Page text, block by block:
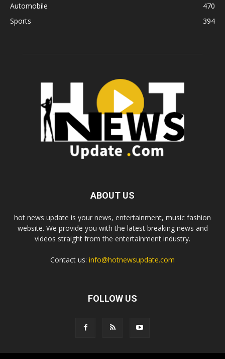
Automobile
470
Sports
394
ABOUT US
hot news update is your news, entertainment, music fashion
website. We provide you with the latest breaking news and
videos straight from the entertainment industry.
Contact us: info@hotnewsupdate.com
FOLLOW US